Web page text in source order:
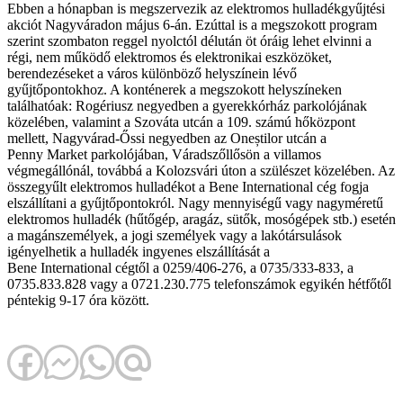
Ebben a hónapban is megszervezik az elektromos hulladékgyűjtési
akciót Nagyváradon május 6-án. Ezúttal is a megszokott program
szerint szombaton reggel nyolctól délután öt óráig lehet elvinni a
régi, nem működő elektromos és elektronikai eszközöket,
berendezéseket a város különböző helyszínein lévő
gyűjtőpontokhoz. A konténerek a megszokott helyszíneken
találhatóak: Rogériusz negyedben a gyerekkórház parkolójának
közelében, valamint a Szováta utcán a 109. számú hőközpont
mellett, Nagyvárad-Őssi negyedben az Oneștilor utcán a
Penny Market parkolójában, Váradszőllősön a villamos
végmegállónál, továbbá a Kolozsvári úton a szülészet közelében. Az
összegyűlt elektromos hulladékot a Bene International cég fogja
elszállítani a gyűjtőpontokról. Nagy mennyiségű vagy nagyméretű
elektromos hulladék (hűtőgép, aragáz, sütők, mosógépek stb.) esetén
a magánszemélyek, a jogi személyek vagy a lakótársulások
igényelhetik a hulladék ingyenes elszállítását a
Bene International cégtől a 0259/406-276, a 0735/333-833, a
0735.833.828 vagy a 0721.230.775 telefonszámok egyikén hétfőtől
péntekig 9-17 óra között.